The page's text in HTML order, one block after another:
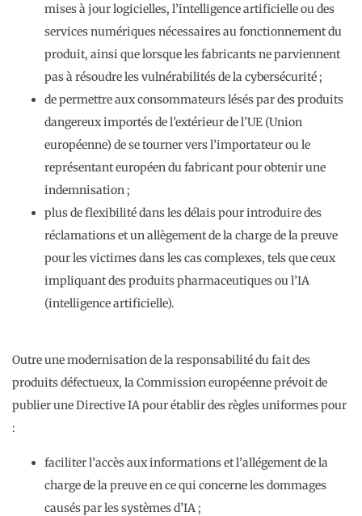
mises à jour logicielles, l’intelligence artificielle ou des
services numériques nécessaires au fonctionnement du
produit, ainsi que lorsque les fabricants ne parviennent
pas à résoudre les vulnérabilités de la cybersécurité ;
de permettre aux consommateurs lésés par des produits
dangereux importés de l’extérieur de l’UE (Union
européenne) de se tourner vers l’importateur ou le
représentant européen du fabricant pour obtenir une
indemnisation ;
plus de flexibilité dans les délais pour introduire des
réclamations et un allègement de la charge de la preuve
pour les victimes dans les cas complexes, tels que ceux
impliquant des produits pharmaceutiques ou l’IA
(intelligence artificielle).
Outre une modernisation de la responsabilité du fait des
produits défectueux, la Commission européenne prévoit de
publier une Directive IA pour établir des règles uniformes pour
:
faciliter l’accès aux informations et l’allégement de la
charge de la preuve en ce qui concerne les dommages
causés par les systèmes d’IA ;